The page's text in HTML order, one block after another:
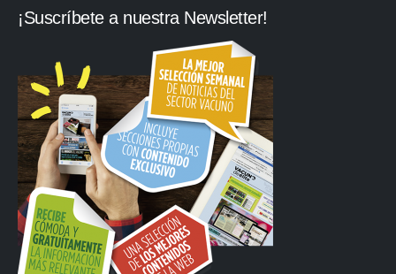
¡Suscríbete a nuestra Newsletter!